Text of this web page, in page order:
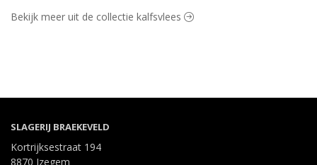
Bekijk meer uit de collectie kalfsvlees
SLAGERIJ BRAEKEVELD
Kortrijksestraat 194
8870 Izegem